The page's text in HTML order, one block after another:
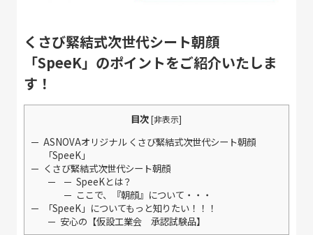
くさび緊結式次世代シート朝顔
「SpeeK」のポイントをご紹介いたしま
す！
目次[非表示]
ASNOVAオリジナル くさび緊結式次世代シート朝顔
「SpeeK」
くさび緊結式次世代シート朝顔
SpeeKとは？
ここで、『朝顔』について・・・
「SpeeK」についてもっと知りたい！！！
安心の【仮設工業会 承認試験品】